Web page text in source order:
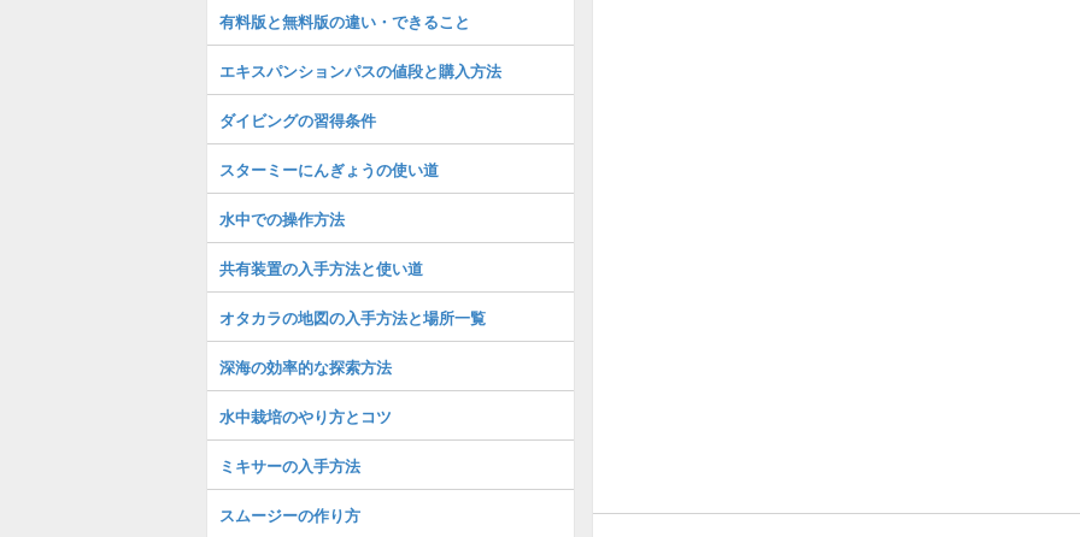
有料版と無料版の違い・できること
エキスパンションパスの値段と購入方法
ダイビングの習得条件
スターミーにんぎょうの使い道
水中での操作方法
共有装置の入手方法と使い道
オタカラの地図の入手方法と場所一覧
深海の効率的な探索方法
水中栽培のやり方とコツ
ミキサーの入手方法
スムージーの作り方